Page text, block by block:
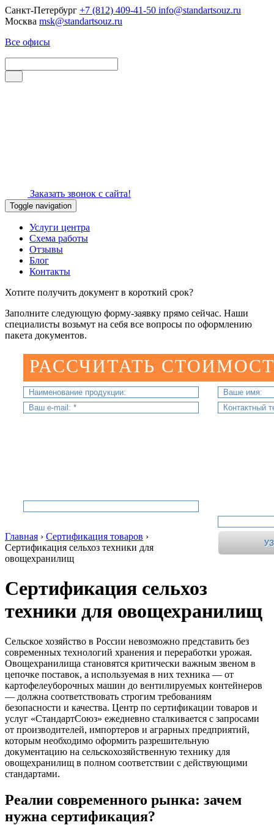
Санкт-Петербург +7 (812) 409-41-50 info@standartsouz.ru
Москва msk@standartsouz.ru
Все офисы
Заказать звонок с сайта!
Toggle navigation
Услуги центра
Схема работы
Отзывы
Блог
Контакты
Хотите получить документ в короткий срок?
Заполните следующую форму-заявку прямо сейчас. Наши
специалисты возьмут на себя все вопросы по оформлению
пакета документов.
РАССЧИТАТЬ
Главная › Сертификация товаров ›
Сертификация сельхоз техники для
овощехранилищ
Сертификация сельхоз
техники для овощехранилищ
Сельское хозяйство в России невозможно представить без
современных технологий хранения и переработки урожая.
Овощехранилища становятся критически важным звеном в
цепочке поставок, а используемая в них техника — от
картофелеуборочных машин до вентилируемых контейнеров
— должна соответствовать строгим требованиям
безопасности и качества. Центр по сертификации товаров и
услуг «СтандартСоюз» ежедневно сталкивается с запросами
от производителей, импортеров и аграрных предприятий,
которым необходимо оформить разрешительную
документацию на сельскохозяйственную технику для
овощехранилищ в полном соответствии с действующими
стандартами.
Реалии современного рынка: зачем
нужна сертификация?